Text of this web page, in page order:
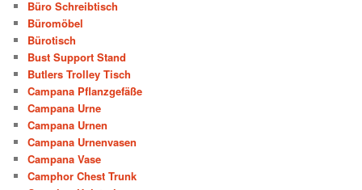
Büro Schreibtisch
Büromöbel
Bürotisch
Bust Support Stand
Butlers Trolley Tisch
Campana Pflanzgefäße
Campana Urne
Campana Urnen
Campana Urnenvasen
Campana Vase
Camphor Chest Trunk